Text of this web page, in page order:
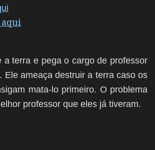
a terra e pega o cargo de professor
Ele ameaça destruir a terra caso os
mata-lo primeiro. O problema
professor que eles já tiveram.